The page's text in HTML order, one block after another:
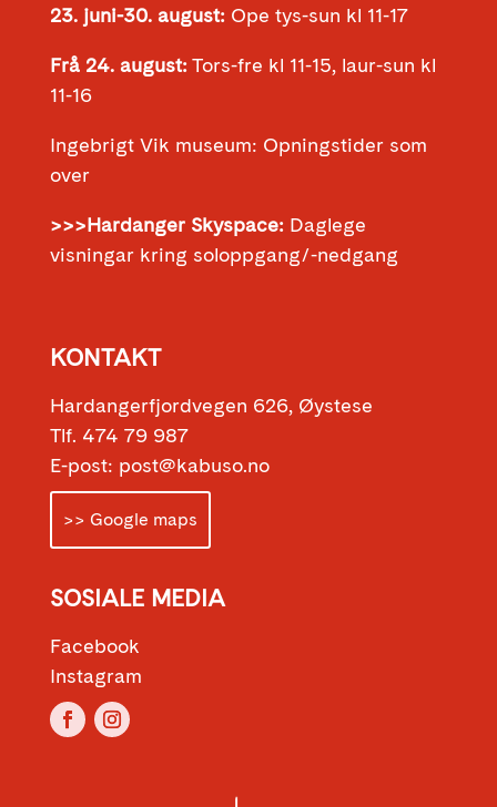
23. juni-30. august:Ope tys-sun kl 11-17
Frå 24. august:Tors-fre kl 11-15, laur-sun kl
11-16
Ingebrigt Vik museum: Opningstider som
over
>>>Hardanger Skyspace:Daglege
visningar kring soloppgang/-nedgang
KONTAKT
Hardangerfjordvegen 626, Øystese
Tlf. 474 79 987
E-post: post@kabuso.no
>> Google maps
SOSIALE MEDIA
Facebook
Instagram